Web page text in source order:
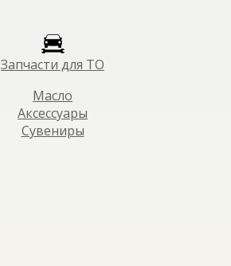
Запчасти для ТО
Масло
Аксессуары
Сувениры